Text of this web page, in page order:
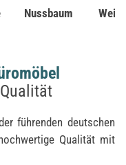
Nussbaum Weiß
führenden deutschen
Qualität mit